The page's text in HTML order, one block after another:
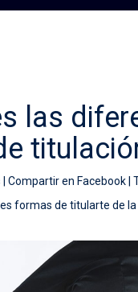
las
Compartir en Facebook
formas de titularte de